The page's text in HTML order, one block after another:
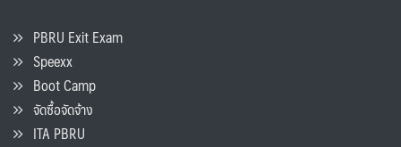
PBRU Exit Exam
Speexx
Boot Camp
จัดซื้อจัดจ้าง
ITA PBRU